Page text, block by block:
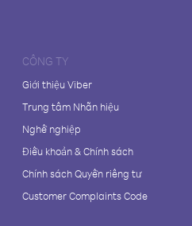
CÔNG TY
Giới thiệu Viber
Trung tâm Nhãn hiệu
Nghề nghiệp
Điều khoản & Chính sách
Chính sách Quyền riêng tư
Customer Complaints Code